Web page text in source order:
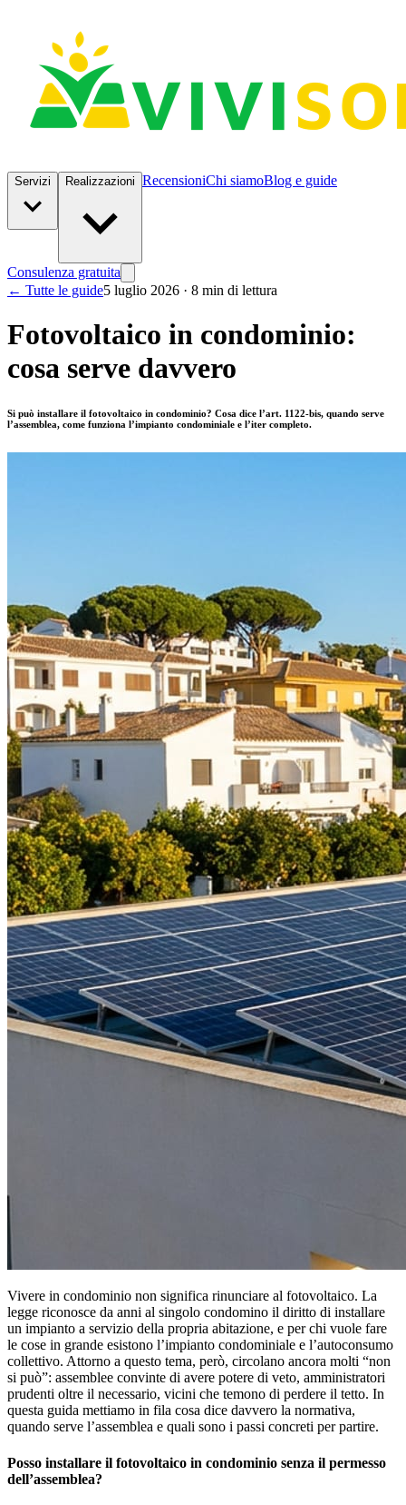
Servizi Realizzazioni RecensioniChi siamoBlog e guide
Consulenza gratuita
← Tutte le guide5 luglio 2026 · 8 min di lettura
Fotovoltaico in condominio:
cosa serve davvero
Si può installare il fotovoltaico in condominio? Cosa dice l’art. 1122-bis, quando serve
l’assemblea, come funziona l’impianto condominiale e l’iter completo.
Vivere in condominio non significa rinunciare al fotovoltaico. La
legge riconosce da anni al singolo condomino il diritto di installare
un impianto a servizio della propria abitazione, e per chi vuole fare
le cose in grande esistono l’impianto condominiale e l’autoconsumo
collettivo. Attorno a questo tema, però, circolano ancora molti “non
si può”: assemblee convinte di avere potere di veto, amministratori
prudenti oltre il necessario, vicini che temono di perdere il tetto. In
questa guida mettiamo in fila cosa dice davvero la normativa,
quando serve l’assemblea e quali sono i passi concreti per partire.
Posso installare il fotovoltaico in condominio senza il permesso
dell’assemblea?